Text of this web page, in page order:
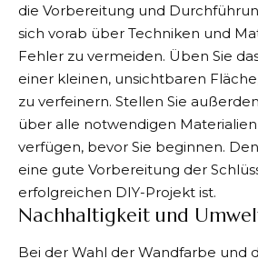
die Vorbereitung und
sich vorab über Techniken und
Fehler zu vermeiden. Üben Sie
einer kleinen, unsichtbaren
zu verfeinern. Stellen Sie
über alle notwendigen
verfügen, bevor Sie beginnen.
eine gute Vorbereitung der
erfolgreichen DIY-Projekt ist.
Nachhaltigkeit und
Bei der Wahl der Wandfarbe und